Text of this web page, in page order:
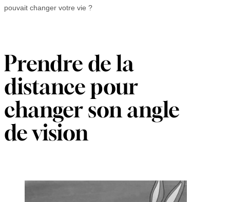
pouvait changer votre vie ?
Prendre de la
distance pour
changer son angle
de vision